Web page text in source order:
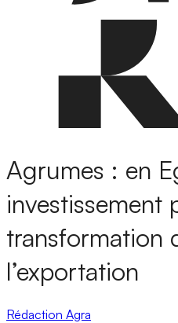
Agrumes : en
investissement
transformation
l’exportation
Rédaction Agra